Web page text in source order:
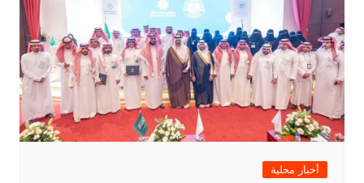
أخبار محلية